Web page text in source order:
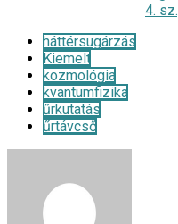
4.
háttérsugárzás
Kiemelt
kozmológia
kvantumfizika
űrkutatás
űrtávcső